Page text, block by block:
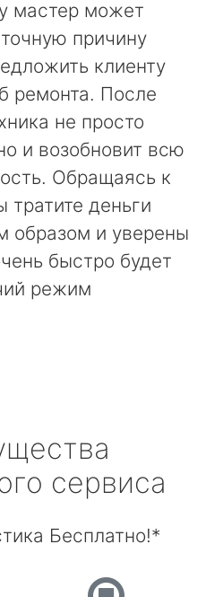
мастер может
причину
клиенту
ремонта. После
не просто
и возобновит всю
Обращаясь к
деньги
образом и уверены
быстро будет
режим
сервиса
Бесплатно!*